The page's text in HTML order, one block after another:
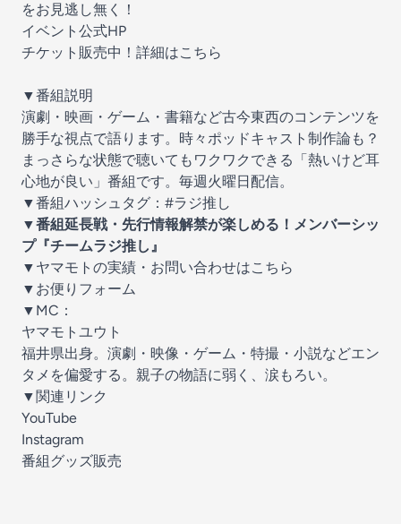
をお見逃し無く！
イベント公式HP
チケット販売中！詳細はこちら
▼番組説明
演劇・映画・ゲーム・書籍など古今東西のコンテンツを
勝手な視点で語ります。時々ポッドキャスト制作論も？
まっさらな状態で聴いてもワクワクできる「熱いけど耳
心地が良い」番組です。毎週火曜日配信。
▼番組ハッシュタグ：#ラジ推し
▼番組延長戦・先行情報解禁が楽しめる！メンバーシッ
プ『チームラジ推し』
▼ヤマモトの実績・お問い合わせはこちら
▼お便りフォーム
▼MC：
ヤマモトユウト
福井県出身。演劇・映像・ゲーム・特撮・小説などエン
タメを偏愛する。親子の物語に弱く、涙もろい。
▼関連リンク
YouTube
Instagram
番組グッズ販売